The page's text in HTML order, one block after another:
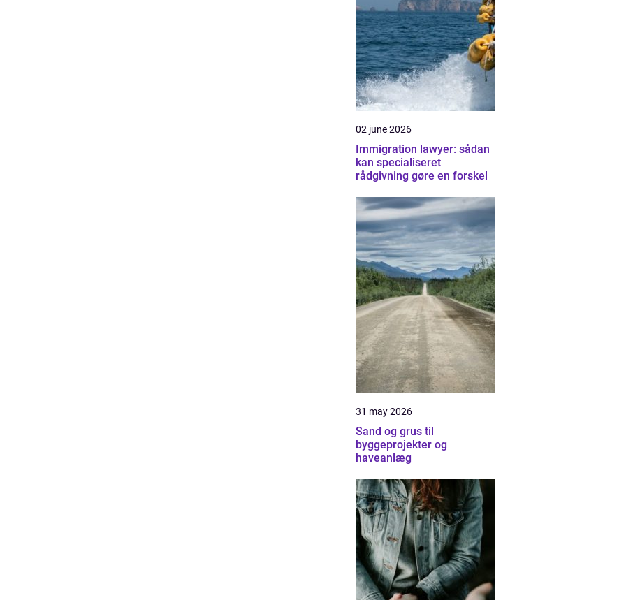
02 june 2026
Immigration lawyer: sådan
kan specialiseret
rådgivning gøre en forskel
31 may 2026
Sand og grus til
byggeprojekter og
haveanlæg